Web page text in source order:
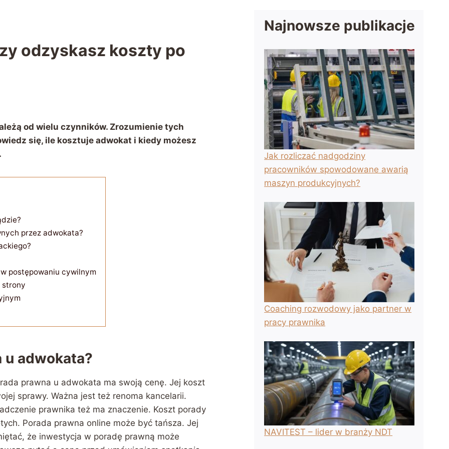
odzyskasz koszty po
od wielu czynników. Zrozumienie tych
się, ile kosztuje adwokat i kiedy możesz
przez adwokata?
postępowaniu cywilnym
strony
adwokata?
prawna u adwokata ma swoją cenę. Jej koszt
sprawy. Ważna jest też renoma kancelarii.
prawnika też ma znaczenie. Koszt porady
Porada prawna online może być tańsza. Jej
że inwestycja w poradę prawną może
Najnowsze publikacje
Jak rozliczać nadgodziny
pracowników spowodowane awarią
maszyn produkcyjnych?
Coaching rozwodowy jako partner w
pracy prawnika
NAVITEST – lider w branży NDT